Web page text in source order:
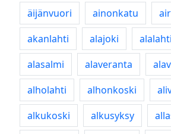
äijänvuori
ainonkatu
akanlahti
alajoki alalahti
alasalmi
alaveranta
alholahti
alhonkoski
alkukoski
alkusyksy